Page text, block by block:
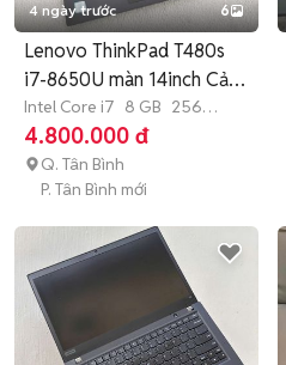
4 ngày trước 6
Lenovo ThinkPad T480s
i7-8650U màn 14inch Cảm
ứng
Intel Core i7 8 GB 256
GB SSD
4.800.000 đ
Q. Tân Bình
P. Tân Bình mới